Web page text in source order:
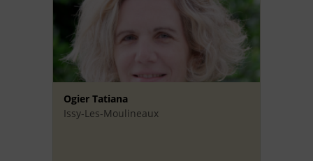
Ogier Tatiana
Issy-Les-Moulineaux